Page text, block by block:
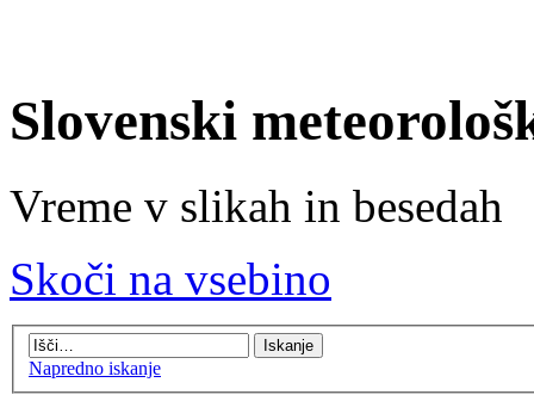
Slovenski
Vreme v slikah in besedah
Skoči na vsebino
Napredno iskanje